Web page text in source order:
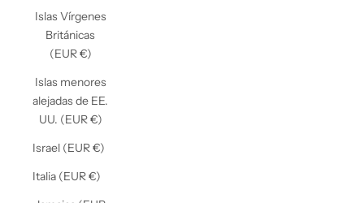
Islas Vírgenes
Británicas
(EUR €)
Islas menores
alejadas de EE.
UU. (EUR €)
Israel (EUR €)
Italia (EUR €)